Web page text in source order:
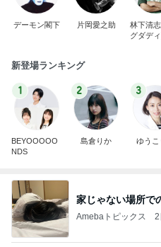
デーモン閣下 片岡愛之助
林下清
グダデ
新登場ランキング
1
BEYOOOOO
NDS
2
島倉りか
3
ゆうこ
家じゃない場所で
Amebaトピックス 2